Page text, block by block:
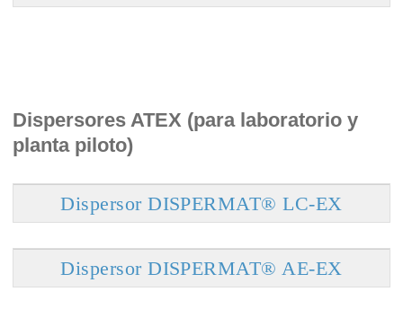
Dispersores ATEX (para laboratorio y
planta piloto)
Dispersor DISPERMAT® LC-EX
Dispersor DISPERMAT® AE-EX